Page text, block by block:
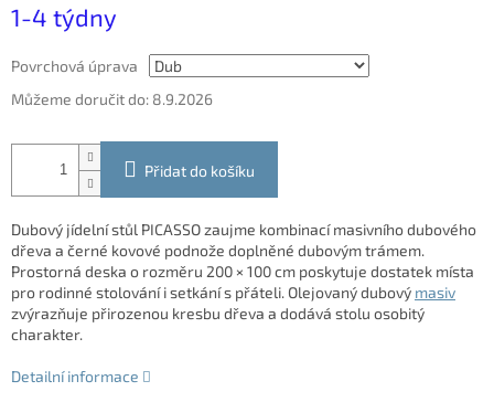
cena:
1-4 týdny
Povrchová úprava
Můžeme doručit do: 8.9.2026
Přidat do košíku
Dubový jídelní stůl PICASSO zaujme kombinací masivního dubového
dřeva a černé kovové podnože doplněné dubovým trámem.
Prostorná deska o rozměru 200 × 100 cm poskytuje dostatek místa
pro rodinné stolování i setkání s přáteli. Olejovaný dubový masiv
zvýrazňuje přirozenou kresbu dřeva a dodává stolu osobitý
charakter.
Detailní informace